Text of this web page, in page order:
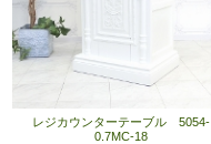
レジカウンターテーブル 5054-
0.7MC-18